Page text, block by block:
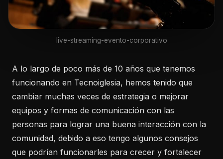
live-streaming-evento-corporativo
A lo largo de poco más de 10 años que tenemos
funcionando en Tecnoiglesia, hemos tenido que
cambiar muchas veces de estrategia o mejorar
equipos y formas de comunicación con las
personas para lograr una buena interacción con la
comunidad, debido a eso tengo algunos consejos
que podrían funcionarles para crecer y fortalecer